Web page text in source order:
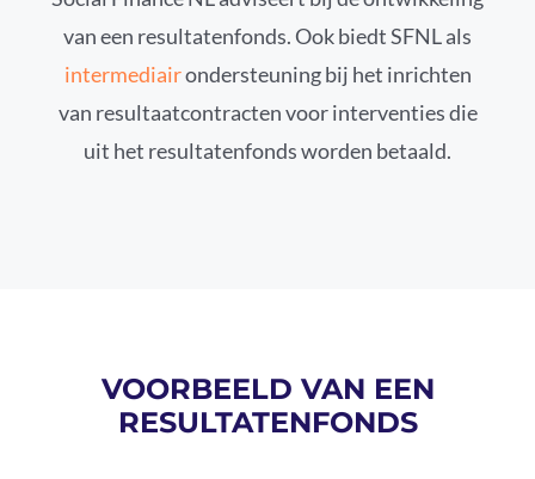
van een resultatenfonds. Ook biedt SFNL als
intermediairondersteuning bij het inrichten
van resultaatcontracten voor interventies die
uit het resultatenfonds worden betaald.
VOORBEELD VAN EEN
RESULTATENFONDS